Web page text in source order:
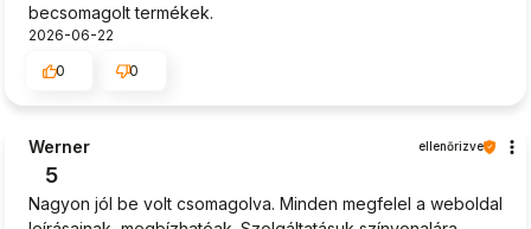
becsomagolt termékek.
2026-06-22
0
0
Werner ellenőrizve
5
Nagyon jól be volt csomagolva. Minden megfelel a weboldal